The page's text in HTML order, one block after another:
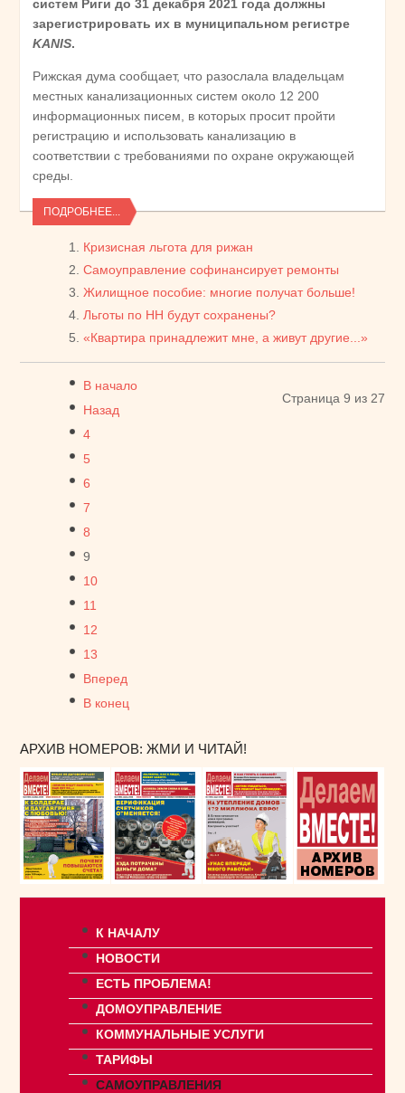
систем Риги до 31 декабря 2021 года должны
зарегистрировать их в муниципальном регистре
KANIS.
Рижская дума сообщает, что разослала владельцам
местных канализационных систем около 12 200
информационных писем, в которых просит пройти
регистрацию и использовать канализацию в
соответствии с требованиями по охране окружающей
среды.
ПОДРОБНЕЕ...
Кризисная льгота для рижан
Самоуправление софинансирует ремонты
Жилищное пособие: многие получат больше!
Льготы по НН будут сохранены?
«Квартира принадлежит мне, а живут другие...»
Страница 9 из 27
В начало
Назад
4
5
6
7
8
9
10
11
12
13
Вперед
В конец
АРХИВ НОМЕРОВ: ЖМИ И ЧИТАЙ!
К НАЧАЛУ
НОВОСТИ
ЕСТЬ ПРОБЛЕМА!
ДОМОУПРАВЛЕНИЕ
КОММУНАЛЬНЫЕ УСЛУГИ
ТАРИФЫ
САМОУПРАВЛЕНИЯ